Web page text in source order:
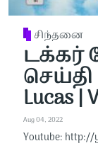
சிந்தனை
டக்கர்
Lucas |
Aug 04, 2022
Youtube: http://